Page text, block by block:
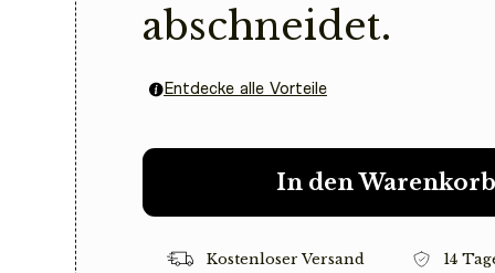
abschneidet.
Entdecke alle Vorteile
In den Warenkorb
Kostenloser Versand
14